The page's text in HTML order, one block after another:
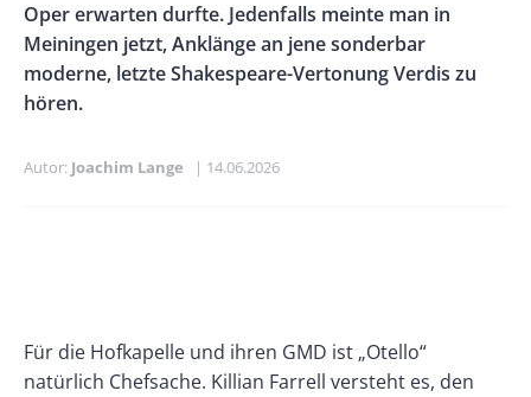
Oper erwarten durfte. Jedenfalls meinte man in
Meiningen jetzt, Anklänge an jene sonderbar
moderne, letzte Shakespeare-Vertonung Verdis zu
hören.
Autor Joachim Lange Publikationsdatum
14.06.2026
Right
Paragraphs
Text
Für die Hofkapelle und ihren GMD ist „Otello“
natürlich Chefsache. Killian Farrell versteht es, den